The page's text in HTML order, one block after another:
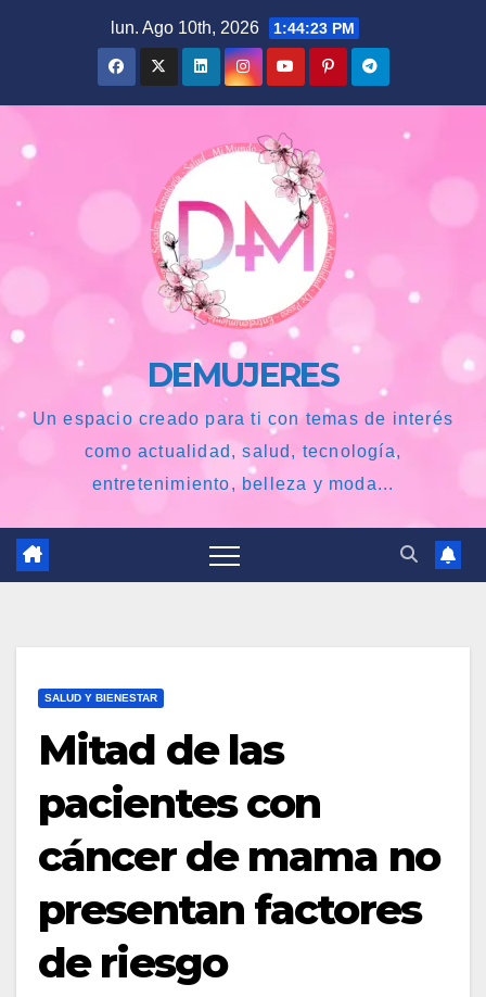
lun. Ago 10th, 2026 1:44:24 PM
DEMUJERES
Un espacio creado para ti con temas de interés
como actualidad, salud, tecnología,
entretenimiento, belleza y moda...
SALUD Y BIENESTAR
Mitad de las
pacientes con
cáncer de mama no
presentan factores
de riesgo